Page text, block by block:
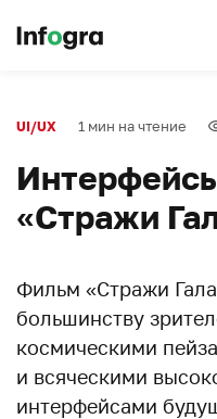
UI/UX 1 мин на чтение
«Стражи
Фильм «Стражи
большинству
космическими
и всяческими
интерфейсами